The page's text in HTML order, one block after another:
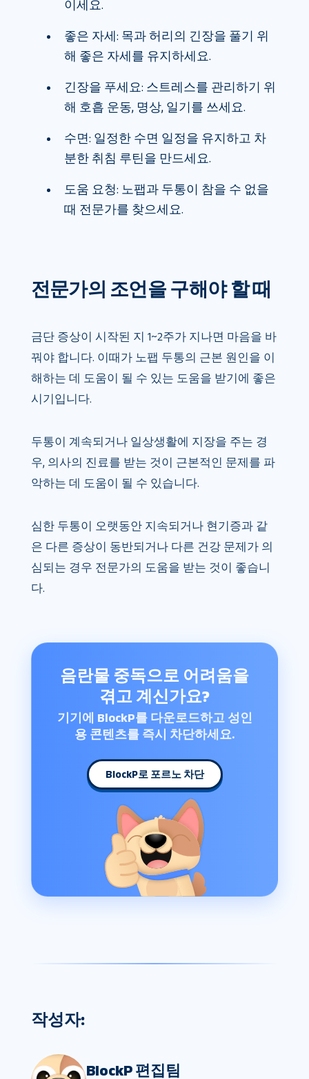
이세요.
좋은 자세: 목과 허리의 긴장을 풀기 위
해 좋은 자세를 유지하세요.
긴장을 푸세요: 스트레스를 관리하기 위
해 호흡 운동, 명상, 일기를 쓰세요.
수면: 일정한 수면 일정을 유지하고 차
분한 취침 루틴을 만드세요.
도움 요청: 노팹과 두통이 참을 수 없을
때 전문가를 찾으세요.
전문가의 조언을 구해야 할 때
금단 증상이 시작된 지 1~2주가 지나면 마음을 바
꿔야 합니다. 이때가 노팹 두통의 근본 원인을 이
해하는 데 도움이 될 수 있는 도움을 받기에 좋은
시기입니다.
두통이 계속되거나 일상생활에 지장을 주는 경
우, 의사의 진료를 받는 것이 근본적인 문제를 파
악하는 데 도움이 될 수 있습니다.
심한 두통이 오랫동안 지속되거나 현기증과 같
은 다른 증상이 동반되거나 다른 건강 문제가 의
심되는 경우 전문가의 도움을 받는 것이 좋습니
다.
음란물 중독으로 어려움을
겪고 계신가요?
기기에 BlockP를 다운로드하고 성인
용 콘텐츠를 즉시 차단하세요.
BlockP로 포르노 차단
작성자:
BlockP 편집팀